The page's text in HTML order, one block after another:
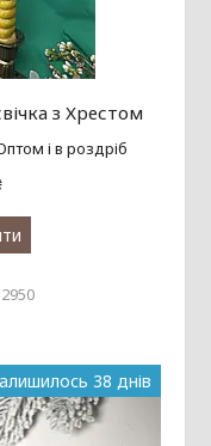
з Хрестом
і в роздріб
38 днів